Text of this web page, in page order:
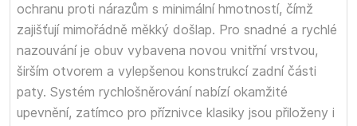
ochranu proti nárazům s minimální hmotností, čímž
zajišťují mimořádně měkký došlap. Pro snadné a rychlé
nazouvání je obuv vybavena novou vnitřní vrstvou,
širším otvorem a vylepšenou konstrukcí zadní části
paty. Systém rychlošněrování nabízí okamžité
upevnění, zatímco pro příznivce klasiky jsou přiloženy i